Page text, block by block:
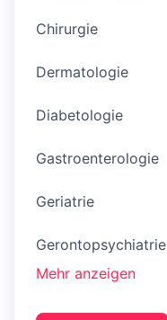
Chirurgie
Dermatologie
Diabetologie
Gastroenterologie
Geriatrie
Gerontopsychiatrie
Mehr anzeigen